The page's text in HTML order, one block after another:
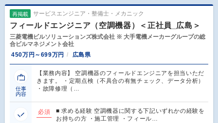
再掲載 サービスエンジニア・整備士・メカニック
フィールドエンジニア（空調機器）＜正社員_広島＞
三菱電機ビルソリューションズ株式会社 ※ 大手電機メーカーグループの総
合ビルマネジメント会社
450万円～699万円
広島県
仕事
内容
【業務内容】 空調機器のフィールドエンジニアを担当いただ
きます。 ・定期点検（不具合の有無チェック、データ分析）
・故障修理（…
必須
■ 求める経験 空調機器に関する下記いずれかの経験を
お持ちの方 ・施工管理 ・フィール…